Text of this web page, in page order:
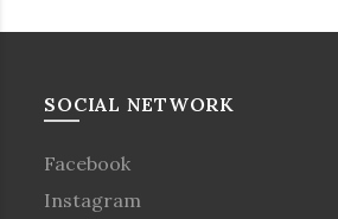
SOCIAL NETWORK
Facebook
Instagram